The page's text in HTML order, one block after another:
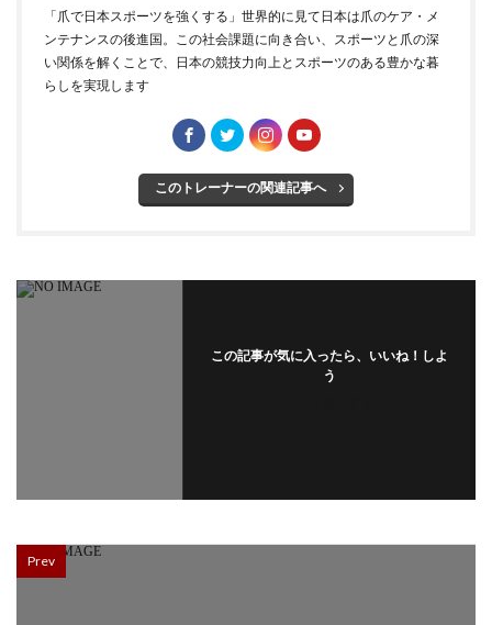
「爪で日本スポーツを強くする」世界的に見て日本は爪のケア・メ
ンテナンスの後進国。この社会課題に向き合い、スポーツと爪の深
い関係を解くことで、日本の競技力向上とスポーツのある豊かな暮
らしを実現します
このトレーナーの関連記事へ
この記事が気に入ったら、いいね！しよ
う
Prev